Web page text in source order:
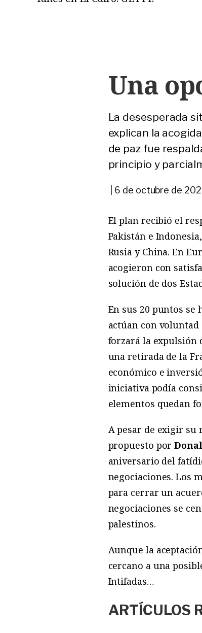
Una
La desesperada
explican la
de paz fue
principio y
6 de octubre de
El plan recibió el
Pakistán e
Rusia y China. En
acogieron con
solución de dos
En sus 20 puntos
actúan con voluntad
forzará la expulsión
una retirada de la
económico e
iniciativa podía
elementos quedan
A pesar de exigir su
propuesto por
aniversario del
negociaciones. Los
para cerrar un
negociaciones se
palestinos.
Aunque la
cercano a una
Intifadas…
ARTÍCULOS